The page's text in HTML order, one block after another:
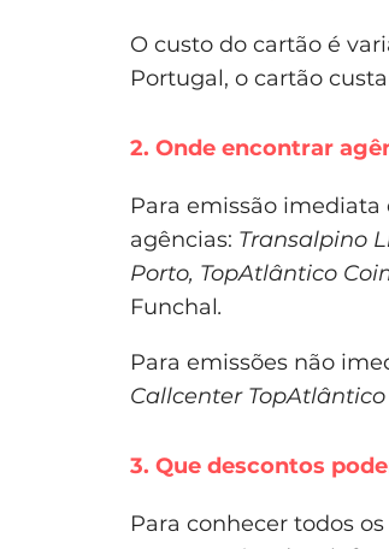
O custo do cartão é
Portugal, o cartão custa
2. Onde encontrar
Para emissão
agências: Transalpino
Porto, TopAtlântico
Funchal.
Para emissões não
Callcenter TopAtlântico
3. Que descontos
Para conhecer todos